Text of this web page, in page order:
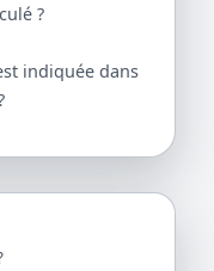
?
indiquée dans